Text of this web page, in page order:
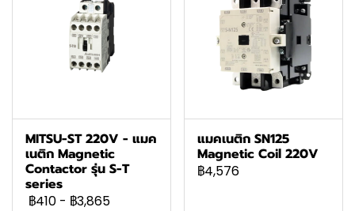
MITSU-ST 220V - แมค
เนติก Magnetic
Contactor รุ่น S-T
series
฿410 - ฿3,865
แมคเนติก SN125
Magnetic Coil 220V
฿4,576